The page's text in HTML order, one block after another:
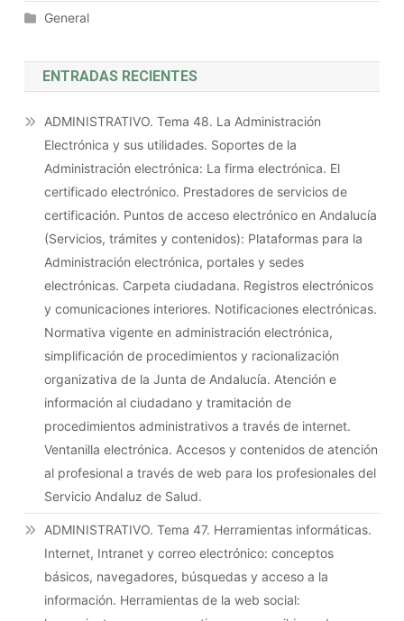
General
ENTRADAS RECIENTES
ADMINISTRATIVO. Tema 48. La Administración
Electrónica y sus utilidades. Soportes de la
Administración electrónica: La firma electrónica. El
certificado electrónico. Prestadores de servicios de
certificación. Puntos de acceso electrónico en Andalucía
(Servicios, trámites y contenidos): Plataformas para la
Administración electrónica, portales y sedes
electrónicas. Carpeta ciudadana. Registros electrónicos
y comunicaciones interiores. Notificaciones electrónicas.
Normativa vigente en administración electrónica,
simplificación de procedimientos y racionalización
organizativa de la Junta de Andalucía. Atención e
información al ciudadano y tramitación de
procedimientos administrativos a través de internet.
Ventanilla electrónica. Accesos y contenidos de atención
al profesional a través de web para los profesionales del
Servicio Andaluz de Salud.
ADMINISTRATIVO. Tema 47. Herramientas informáticas.
Internet, Intranet y correo electrónico: conceptos
básicos, navegadores, búsquedas y acceso a la
información. Herramientas de la web social: